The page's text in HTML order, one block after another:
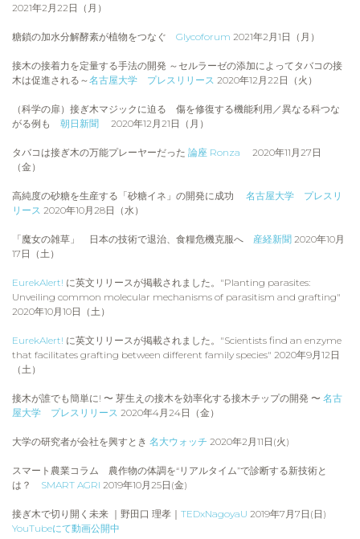
2021年2月22日（月）
糖鎖の加水分解酵素が植物をつなぐ Glycoforum 2021年2月1日（月）
接木の接着力を定量する手法の開発 ～セルラーゼの添加によってタバコの接
木は促進される～名古屋大学 プレスリリース 2020年12月22日（火）
（科学の扉）接ぎ木マジックに迫る 傷を修復する機能利用／異なる科つな
がる例も 朝日新聞 2020年12月21日（月）
タバコは接ぎ木の万能プレーヤーだった 論座 Ronza
2020年11月27日
（金）
高純度の砂糖を生産する「砂糖イネ」の開発に成功
名古屋大学 プレスリ
リース 2020年10月28日（水）
「魔女の雑草」 日本の技術で退治、食糧危機克服へ 産経新聞 2020年10月
17日（土）
EurekAlert! に英文リリースが掲載されました。"Planting parasites:
Unveiling common molecular mechanisms of parasitism and grafting"
2020年10月10日（土）
EurekAlert! に英文リリースが掲載されました。"Scientists find an enzyme
that facilitates grafting between different family species" 2020年9月12日
（土）
接木が誰でも簡単に! 〜 芽生えの接木を効率化する接木チップの開発 〜 名古
屋大学 プレスリリース 2020年4月24日（金）
大学の研究者が会社を興すとき 名大ウォッチ 2020年2月11日(火)
スマート農業コラム 農作物の体調を“リアルタイム”で診断する新技術と
は？ SMART AGRI 2019年10月25日(金)
接ぎ木で切り開く未来 ｜野田口 理孝｜ TEDxNagoyaU 2019年7月7日(日)
YouTubeにて動画公開中